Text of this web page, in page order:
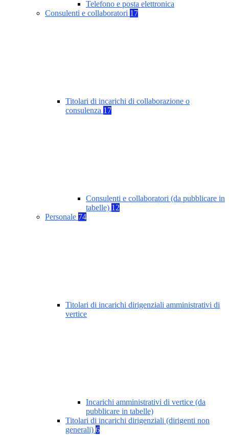
Telefono e posta elettronica
Consulenti e collaboratori 17
Titolari di incarichi di collaborazione o
consulenza 17
Consulenti e collaboratori (da pubblicare in
tabelle) 12
Personale 74
Titolari di incarichi dirigenziali amministrativi di
vertice
Incarichi amministrativi di vertice (da
pubblicare in tabelle)
Titolari di incarichi dirigenziali (dirigenti non
generali) 6